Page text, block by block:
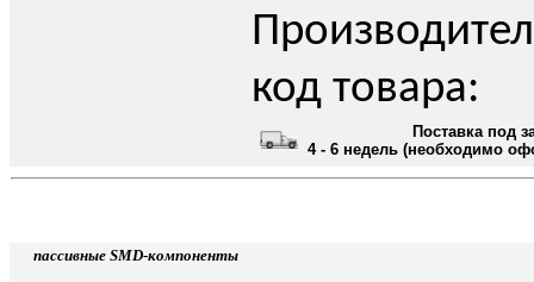
код товара:
Поставка под
4 - 6 недель (необходимо
пассивные SMD-компоненты